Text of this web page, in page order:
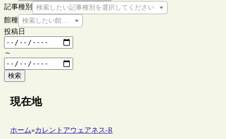
記事種別
検索したい記事種別を選択してください
館種 検索したい館種を選択してください
投稿日
～
検索
現在地
ホーム»カレントアウェアネス-R